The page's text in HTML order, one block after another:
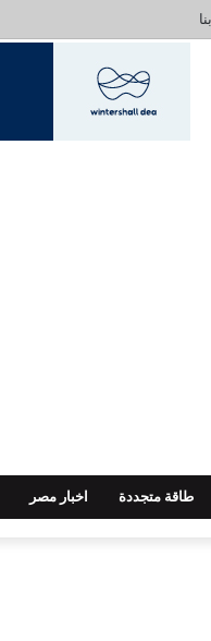
طاقة متجددة اخبار مصر